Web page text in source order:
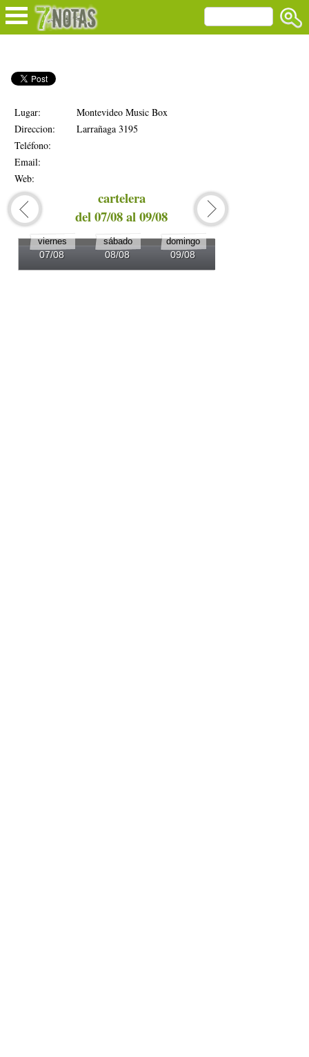
Lugar:
Montevideo Music Box
Direccion:
Larrañaga 3195
Teléfono:
Email:
Web:
cartelera
del 07/08 al 09/08
viernes
07/08
sábado
08/08
domingo
09/08